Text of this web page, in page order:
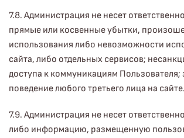
7.8. Администрация не несет
прямые или косвенные убытки,
использования либо невозможности
сайта, либо отдельных сервисов;
доступа к коммуникациям Пользователя;
поведение любого третьего лица на сайте.
7.9. Администрация не несет
либо информацию, размещенную